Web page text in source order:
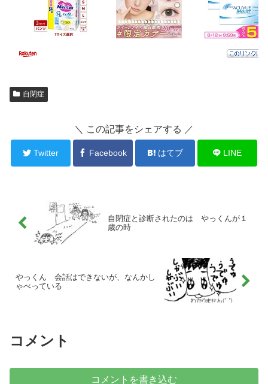
自閉症
＼ この記事をシェアする ／
Twitter Facebook はてブ LINE
自閉症と診断されたのは やっくんが１
歳の時
やっくん 会話はできないが、なんかし
ゃべっている
コメント
コメントを書き込む